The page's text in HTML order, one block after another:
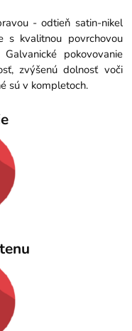
- odtieň satin-nikel
s kvalitnou povrchovou
pokovovanie
zvýšenú dolnosť voči
sú v kompletoch.